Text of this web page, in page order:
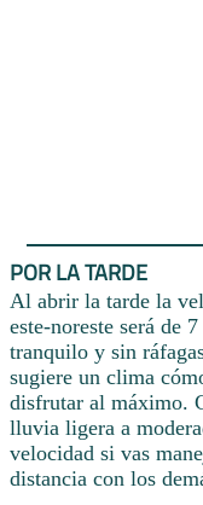
POR LA TARDE
Al abrir la tarde la
este-noreste será de
tranquilo y sin
sugiere un clima
disfrutar al máximo.
lluvia ligera a
velocidad si vas
distancia con los